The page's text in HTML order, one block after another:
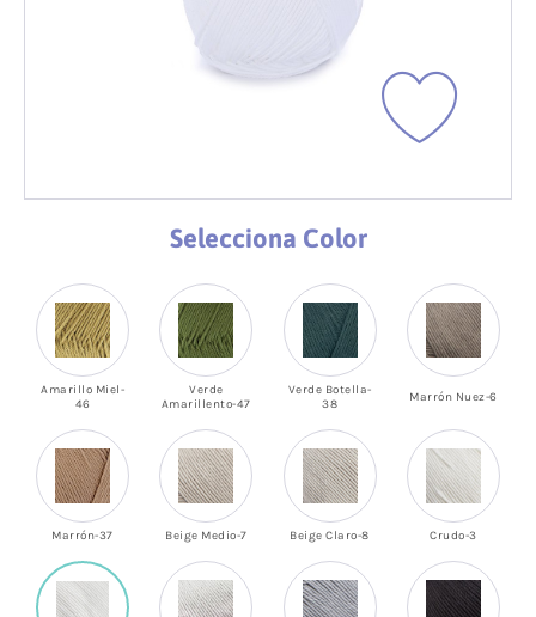
Selecciona Color
Amarillo Miel-
46
Verde
Amarillento-47
Verde Botella-
38
Marrón Nuez-6
Marrón-37 Beige Medio-7 Beige Claro-8 Crudo-3